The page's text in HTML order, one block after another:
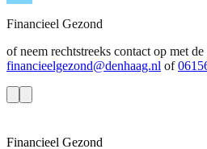
Financieel Gezond
of neem rechtstreeks contact op met
financieelgezond@denhaag.nl of
Financieel Gezond